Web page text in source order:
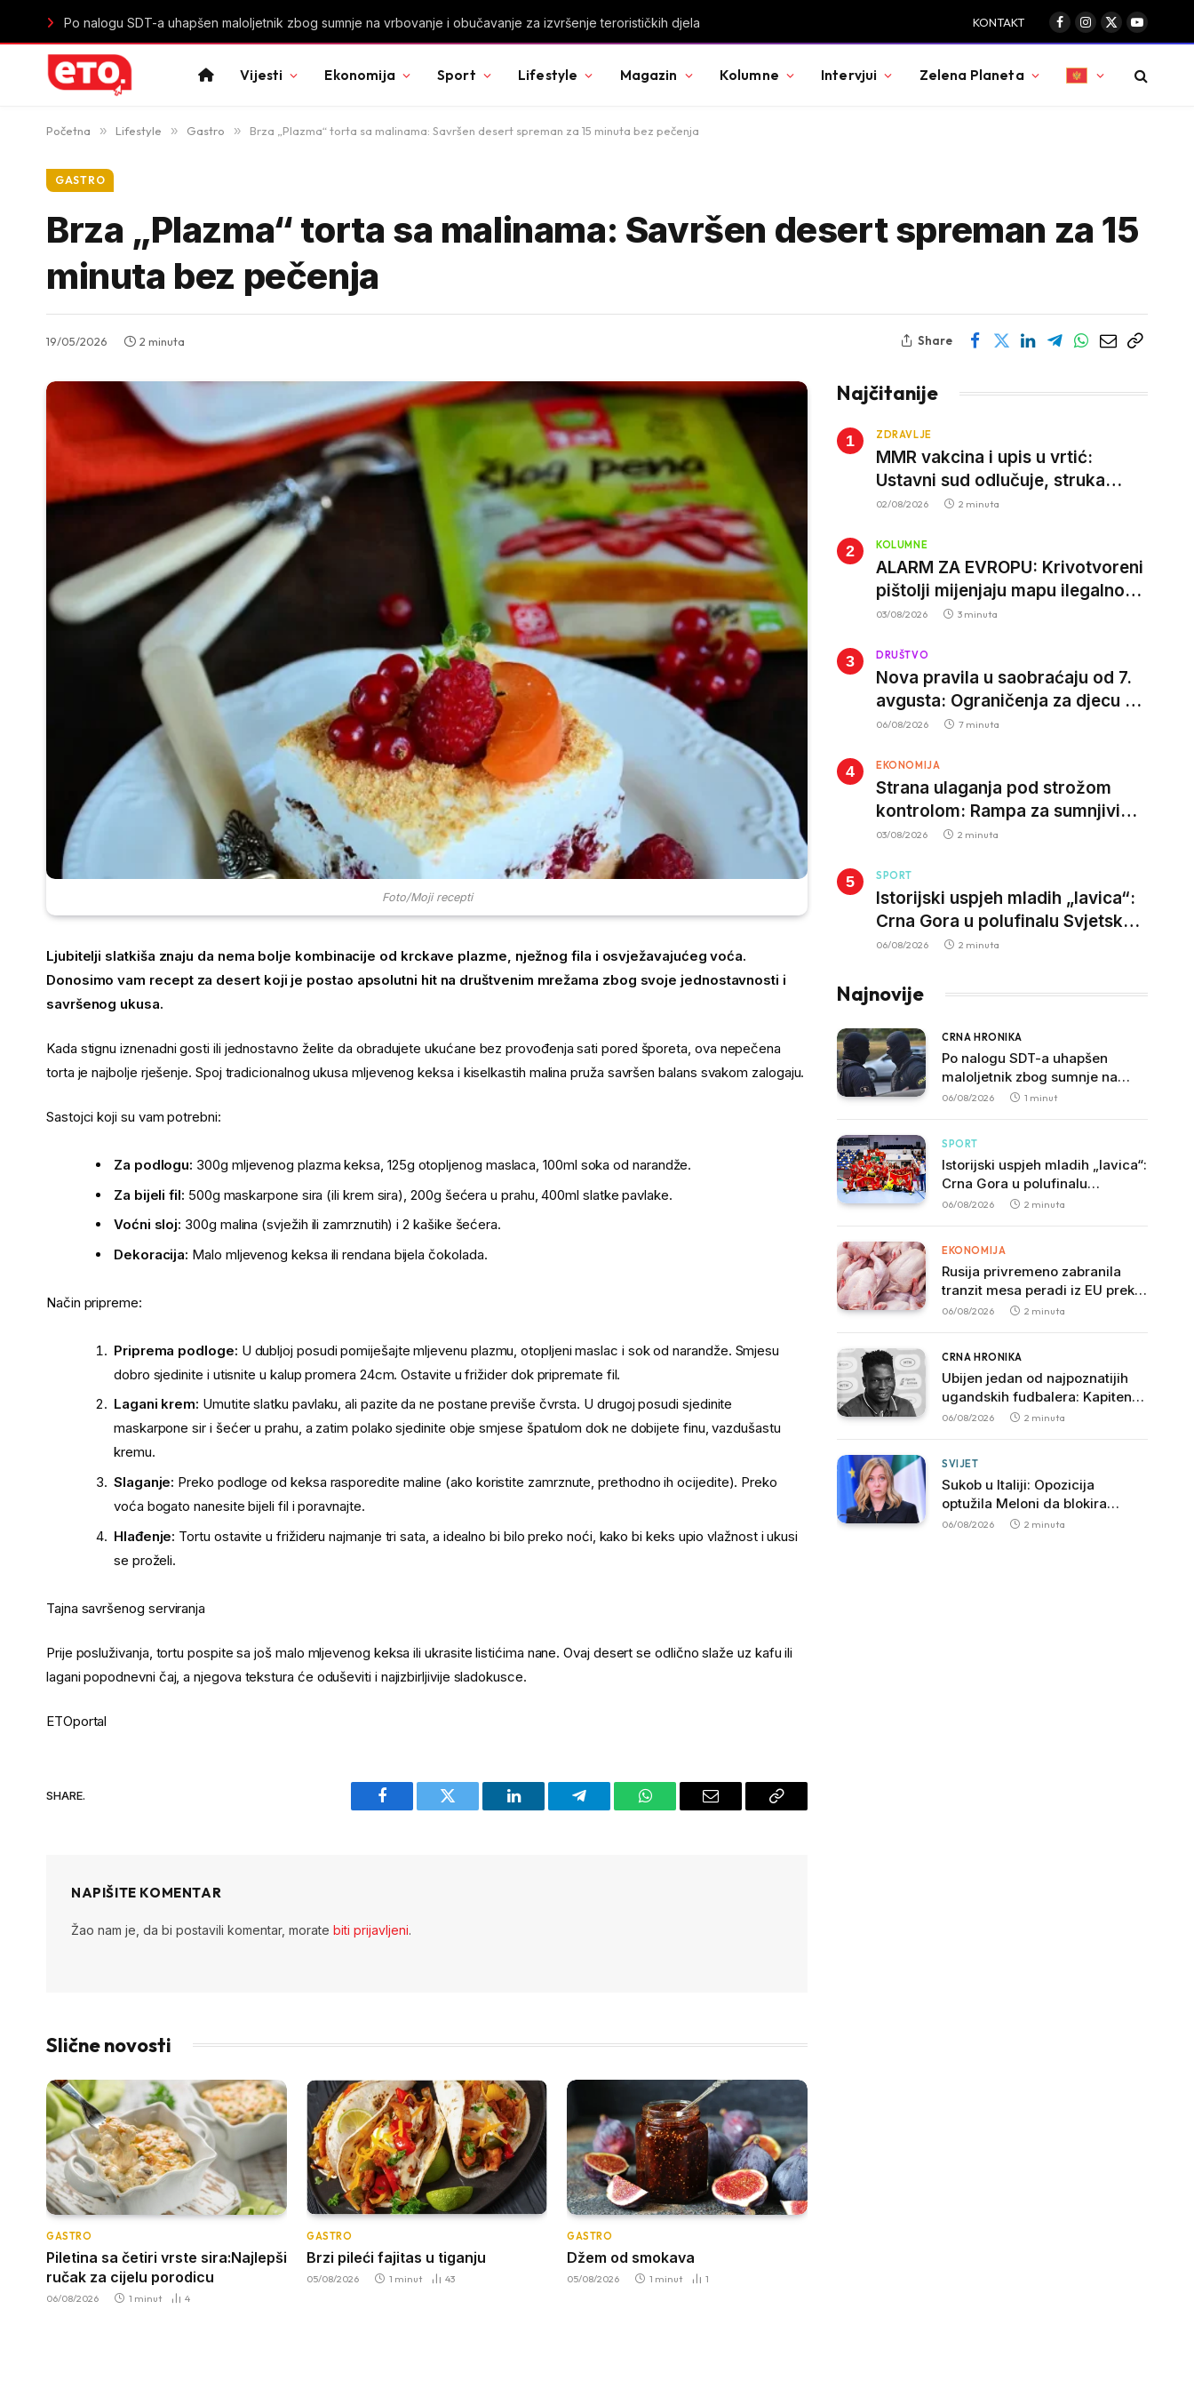
Istorijski uspjeh mladih „lavica“: Crna Gora u polufinalu Svjetskog prvenstva nakon pobjede nad Slovačkom KONTAKT
Facebook
Instagram
X
(Twitter)
YouTube
Vijesti Ekonomija Sport Lifestyle Magazin Kolumne Intervjui Zelena Planeta
Početna » Lifestyle » Gastro » Brza „Plazma“ torta sa malinama: Savršen desert spreman za 15 minuta bez pečenja
GASTRO
Brza „Plazma“ torta sa malinama: Savršen desert spreman za 15
minuta bez pečenja
19/05/2026 2 minuta Share
Foto/Moji recepti
Ljubitelji slatkiša znaju da nema bolje kombinacije od krckave plazme, nježnog fila i osvježavajućeg voća.
Donosimo vam recept za desert koji je postao apsolutni hit na društvenim mrežama zbog svoje jednostavnosti i
savršenog ukusa.
Kada stignu iznenadni gosti ili jednostavno želite da obradujete ukućane bez provođenja sati pored šporeta, ova nepečena
torta je najbolje rješenje. Spoj tradicionalnog ukusa mljevenog keksa i kiselkastih malina pruža savršen balans svakom zalogaju.
Sastojci koji su vam potrebni:
Za podlogu: 300g mljevenog plazma keksa, 125g otopljenog maslaca, 100ml soka od narandže.
Za bijeli fil: 500g maskarpone sira (ili krem sira), 200g šećera u prahu, 400ml slatke pavlake.
Voćni sloj: 300g malina (svježih ili zamrznutih) i 2 kašike šećera.
Dekoracija: Malo mljevenog keksa ili rendana bijela čokolada.
Način pripreme:
Priprema podloge: U dubljoj posudi pomiješajte mljevenu plazmu, otopljeni maslac i sok od narandže. Smjesu
dobro sjedinite i utisnite u kalup promera 24cm. Ostavite u frižider dok pripremate fil.
Lagani krem: Umutite slatku pavlaku, ali pazite da ne postane previše čvrsta. U drugoj posudi sjedinite
maskarpone sir i šećer u prahu, a zatim polako sjedinite obje smjese špatulom dok ne dobijete finu, vazdušastu
kremu.
Slaganje: Preko podloge od keksa rasporedite maline (ako koristite zamrznute, prethodno ih ocijedite). Preko
voća bogato nanesite bijeli fil i poravnajte.
Hlađenje: Tortu ostavite u frižideru najmanje tri sata, a idealno bi bilo preko noći, kako bi keks upio vlažnost i ukusi
se proželi.
Tajna savršenog serviranja
Prije posluživanja, tortu pospite sa još malo mljevenog keksa ili ukrasite listićima nane. Ovaj desert se odlično slaže uz kafu ili
lagani popodnevni čaj, a njegova tekstura će oduševiti i najizbirljivije sladokusce.
ETOportal
SHARE.
Facebook Twitter LinkedIn Telegram WhatsAppEmail
Copy
NAPIŠITE KOMENTAR
Žao nam je, da bi postavili komentar, morate biti prijavljeni.
Slične novosti
GASTRO
Piletina sa četiri vrste sira:Najlepši
ručak za cijelu porodicu
06/08/2026 1 minut 4
GASTRO
Brzi pileći fajitas u tiganju
05/08/2026 1 minut 43
GASTRO
Džem od smokava
05/08/2026 1 minut 1
Najčitanije
ZDRAVLJE
MMR vakcina i upis u vrtić:
Ustavni sud odlučuje, struka
poziva roditelje da vjeruju nauci
02/08/2026 2 minuta
KOLUMNE
ALARM ZA EVROPU: Krivotvoreni
pištolji mijenjaju mapu ilegalnog
tržišta, istrage ukazuju na
03/08/2026 3 minuta
DRUŠTVO
Nova pravila u saobraćaju od 7.
avgusta: Ograničenja za djecu na
trotinetima i mlade vozače, veće
djece
06/08/2026 7 minuta
EKONOMIJA
Strana ulaganja pod strožom
kontrolom: Rampa za sumnjivi
kapital
03/08/2026 2 minuta
SPORT
Istorijski uspjeh mladih „lavica“:
Crna Gora u polufinalu Svjetskog
prvenstva nakon pobjede nad
06/08/2026 2 minuta
Najnovije
CRNA HRONIKA
Po nalogu SDT-a uhapšen
maloljetnik zbog sumnje na
vrbovanje i obučavanje za
06/08/2026 1 minut
SPORT
Istorijski uspjeh mladih „lavica“:
Crna Gora u polufinalu
Svjetskog prvenstva nakon
06/08/2026 2 minuta
EKONOMIJA
Rusija privremeno zabranila
tranzit mesa peradi iz EU preko
svoje teritorije
06/08/2026 2 minuta
CRNA HRONIKA
Ubijen jedan od najpoznatijih
ugandskih fudbalera: Kapiten
SC Ville preminuo nakon
06/08/2026 2 minuta
SVIJET
Sukob u Italiji: Opozicija
optužila Meloni da blokira
istragu povezanu sa mafijom
06/08/2026 2 minuta